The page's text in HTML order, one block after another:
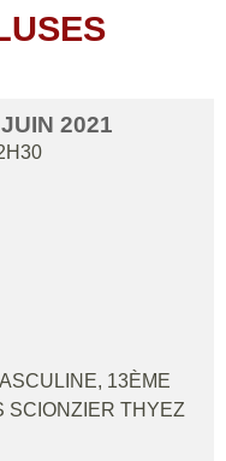
JUIN 2021
13ÈME
SCIONZIER THYEZ